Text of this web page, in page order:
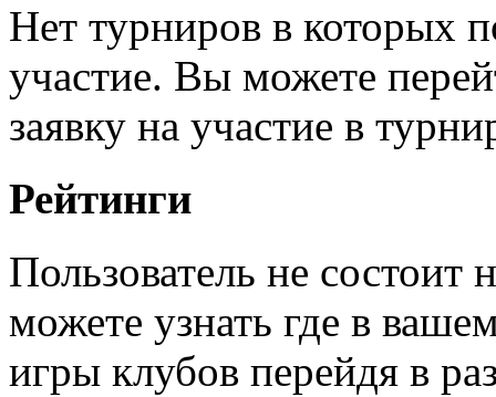
Нет турниров в которых
участие. Вы можете
заявку на участие в
Рейтинги
Пользователь не
можете узнать где в
игры клубов перейдя в